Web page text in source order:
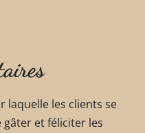
laquelle les clients se
et féliciter les